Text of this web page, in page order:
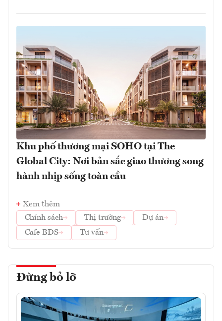
Khu phố thương mại SOHO tại The
Global City: Nơi bản sắc giao thương song
hành nhịp sống toàn cầu
Xem thêm
Chính sách
Thị trường
Dự án
Cafe BĐS
Tư vấn
Đừng bỏ lỡ